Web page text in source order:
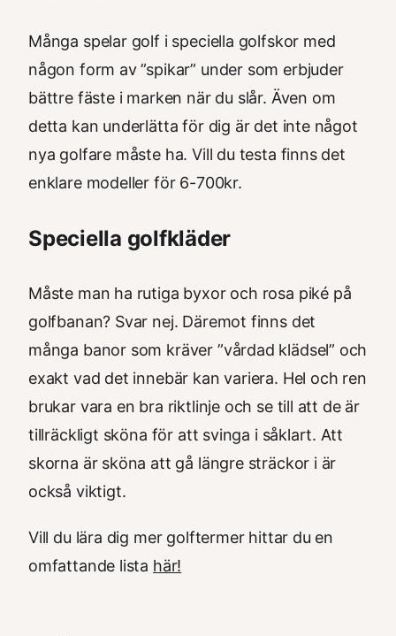
Många spelar golf i speciella golfskor med
någon form av ”spikar” under som erbjuder
bättre fäste i marken när du slår. Även om
detta kan underlätta för dig är det inte något
nya golfare måste ha. Vill du testa finns det
enklare modeller för 6-700kr.
Speciella golfkläder
Måste man ha rutiga byxor och rosa piké på
golfbanan? Svar nej. Däremot finns det
många banor som kräver ”vårdad klädsel” och
exakt vad det innebär kan variera. Hel och ren
brukar vara en bra riktlinje och se till att de är
tillräckligt sköna för att svinga i såklart. Att
skorna är sköna att gå längre sträckor i är
också viktigt.
Vill du lära dig mer golftermer hittar du en
omfattande lista här!